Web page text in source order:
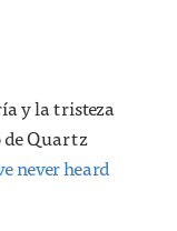
y la tristeza
de Quartz
never heard